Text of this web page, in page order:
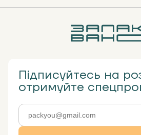
Підписуйтесь на
отримуйте